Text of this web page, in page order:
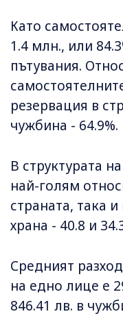
Като
1.4 млн., или
пътувания.
резервация в
чужбина - 64.9%.
В структурата
най-голям
страната, така
храна - 40.8 и
Средният
на едно лице е
846.41 лв. в